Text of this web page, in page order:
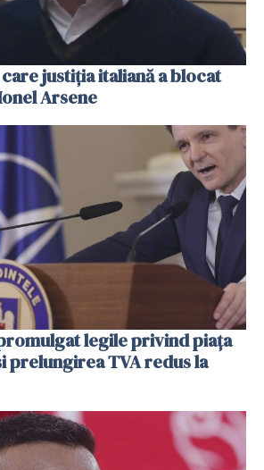
justiția italiană a blocat
Arsene
legile privind piaţa
TVA redus la